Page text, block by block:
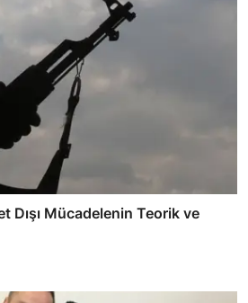
Dışı Mücadelenin Teorik ve